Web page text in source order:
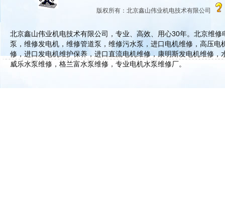
版权所有：北京鑫山伟业机电技术有限公司
北京鑫山伟业机电技术有限公司，专业、高效、用心30年。北京维
泵，维修发电机，维修管道泵，维修污水泵，进口电机维修，高压
修，进口发电机维护保养，进口直流电机维修，康明斯发电机维修
威乐水泵维修，格兰富水泵维修，专业电机水泵维修厂。